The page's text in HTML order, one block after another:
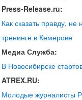
Press-Release.ru:
Как сказать правду,
тренинге в Кемерове
Медиа Служба:
В Новосибирске
ATREX.RU:
Молодые журналисты